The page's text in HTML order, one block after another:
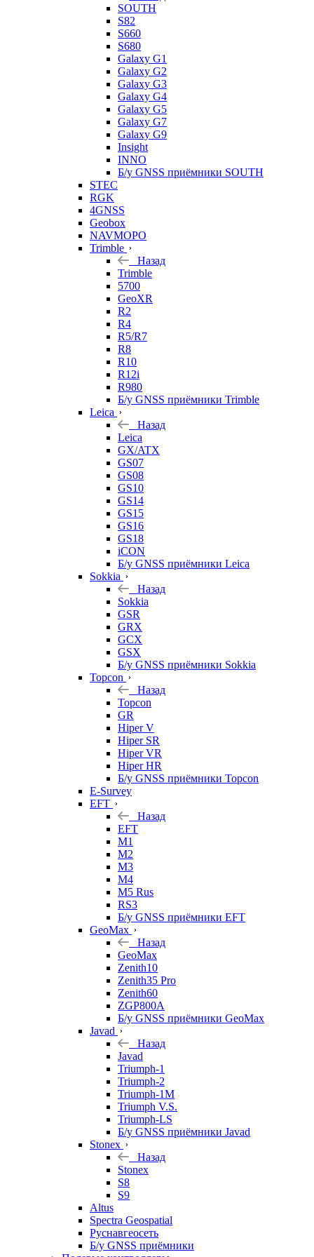
SOUTH
S82
S660
S680
Galaxy G1
Galaxy G2
Galaxy G3
Galaxy G4
Galaxy G5
Galaxy G7
Galaxy G9
Insight
INNO
Б/у GNSS приёмники SOUTH
STEC
RGK
4GNSS
Geobox
NAVMOPO
Trimble
Назад
Trimble
5700
GeoXR
R2
R4
R5/R7
R8
R10
R12i
R980
Б/у GNSS приёмники Trimble
Leica
Назад
Leica
GX/ATX
GS07
GS08
GS10
GS14
GS15
GS16
GS18
iCON
Б/у GNSS приёмники Leica
Sokkia
Назад
Sokkia
GSR
GRX
GCX
GSX
Б/у GNSS приёмники Sokkia
Topcon
Назад
Topcon
GR
Hiper V
Hiper SR
Hiper VR
Hiper HR
Б/у GNSS приёмники Topcon
E-Survey
EFT
Назад
EFT
M1
M2
M3
M4
M5 Rus
RS3
Б/у GNSS приёмники EFT
GeoMax
Назад
GeoMax
Zenith10
Zenith35 Pro
Zenith60
ZGP800A
Б/у GNSS приёмники GeoMax
Javad
Назад
Javad
Triumph-1
Triumph-2
Triumph-1M
Triumph V.S.
Triumph-LS
Б/у GNSS приёмники Javad
Stonex
Назад
Stonex
S8
S9
Altus
Spectra Geospatial
Руснавгеосеть
Б/у GNSS приёмники